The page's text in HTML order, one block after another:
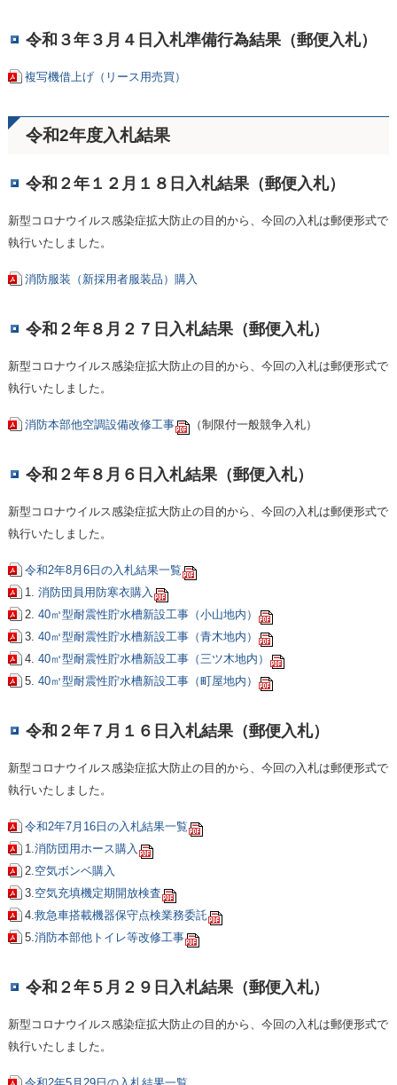
令和３年３月４日入札準備行為結果（郵便入札）
複写機借上げ（リース用売買）
令和2年度入札結果
令和２年１２月１８日入札結果（郵便入札）
新型コロナウイルス感染症拡大防止の目的から、今回の入札は郵便形式で
執行いたしました。
消防服装（新採用者服装品）購入
令和２年８月２７日入札結果（郵便入札）
新型コロナウイルス感染症拡大防止の目的から、今回の入札は郵便形式で
執行いたしました。
消防本部他空調設備改修工事 （制限付一般競争入札）
令和２年８月６日入札結果（郵便入札）
新型コロナウイルス感染症拡大防止の目的から、今回の入札は郵便形式で
執行いたしました。
令和2年8月6日の入札結果一覧
1.消防団員用防寒衣購入
2.40㎥型耐震性貯水槽新設工事（小山地内）
3.40㎥型耐震性貯水槽新設工事（青木地内）
4.40㎥型耐震性貯水槽新設工事（三ツ木地内）
5.40㎥型耐震性貯水槽新設工事（町屋地内）
令和２年７月１６日入札結果（郵便入札）
新型コロナウイルス感染症拡大防止の目的から、今回の入札は郵便形式で
執行いたしました。
令和2年7月16日の入札結果一覧
1.消防団用ホース購入
2.空気ボンベ購入
3.空気充填機定期開放検査
4.救急車搭載機器保守点検業務委託
5.消防本部他トイレ等改修工事
令和２年５月２９日入札結果（郵便入札）
新型コロナウイルス感染症拡大防止の目的から、今回の入札は郵便形式で
執行いたしました。